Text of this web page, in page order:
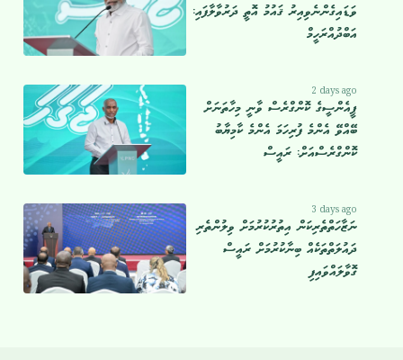
ވަޑައިގެންނެވިއިރު ޤައުމު އޮތީ ދަރުވާލާފައި:
އަބްދުއްރަހީމް
2 days ago
ޕީއެންސީގެ ކޮންގްރެސް ވާނީ މިހާތަނަށް
ބޭއްވޭ އެންމެ ފުރިހަމަ އެންމެ ކާމިޔާބު
ކޮންގްރެސްއަށް: ރައީސް
3 days ago
ނަޒާހަތްތެރިކަން އިތުރުކުރުމަށް ވިލުންތެރި
ދައުލަތްތަކެއް ބިނާކުރުމަށް ރައީސް
ގޮވާލައްވައިފި